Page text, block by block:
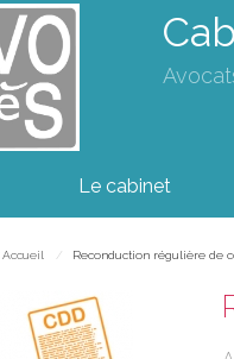
Le cabinet
Accueil Reconduction régulière de